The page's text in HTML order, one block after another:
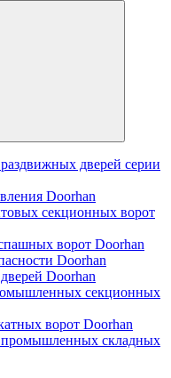
дверей серии
Doorhan
секционных ворот
ворот Doorhan
Doorhan
Doorhan
секционных
ворот Doorhan
промышленных складных